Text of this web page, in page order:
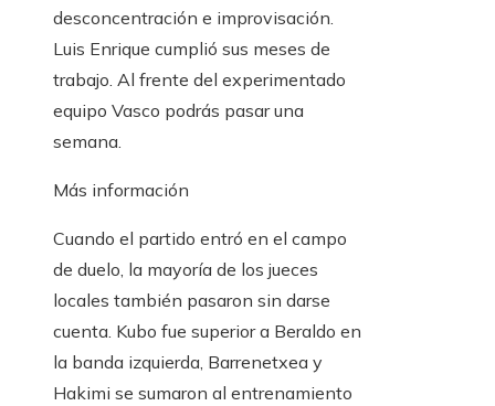
desconcentración e improvisación.
Luis Enrique cumplió sus meses de
trabajo. Al frente del experimentado
equipo Vasco podrás pasar una
semana.
Más información
Cuando el partido entró en el campo
de duelo, la mayoría de los jueces
locales también pasaron sin darse
cuenta. Kubo fue superior a Beraldo en
la banda izquierda, Barrenetxea y
Hakimi se sumaron al entrenamiento